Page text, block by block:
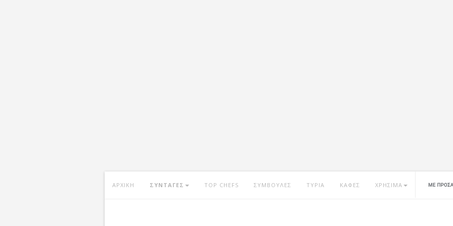
ΑΡΧΙΚΗ ΣΥΝΤΑΓΕΣ TOP CHEFS ΣΥΜΒΟΥΛΕΣ ΤΥΡΙΑ ΚΑΦΕΣ ΧΡΗΣΙΜΑ